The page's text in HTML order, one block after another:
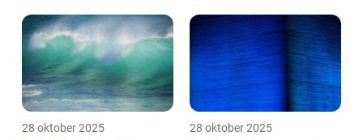
28 oktober 2025 28 oktober 2025